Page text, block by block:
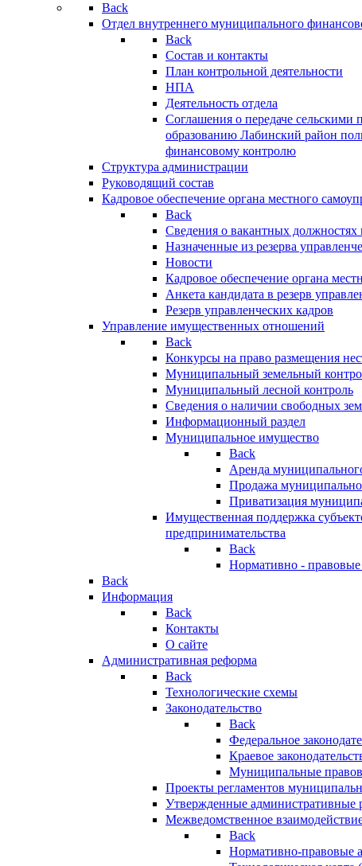
Back
Отдел внутреннего муниципального
Back
Состав и контакты
План контрольной деятельности
НПА
Деятельность отдела
Соглашения о передаче
образованию Лабинский район
финансовому контролю
Структура администрации
Руководящий состав
Кадровое обеспечение органа местного
Back
Сведения о вакантных
Назначенные из резерва
Новости
Кадровое обеспечение органа
Анкета кандидата в резерв
Резерв управленческих кадров
Управление имущественных отношений
Back
Конкурсы на право размещения
Муниципальный земельный
Муниципальный лесной контроль
Сведения о наличии свободных
Информационный раздел
Муниципальное имущество
Back
Аренда
Продажа
Приватизация
Имущественная поддержка
предпринимательства
Back
Нормативно -
Back
Информация
Back
Контакты
О сайте
Административная реформа
Back
Технологические схемы
Законодательство
Back
Федеральное
Краевое
Муниципальные
Проекты регламентов
Утвержденные административные
Межведомственное
Back
Нормативно-правовые